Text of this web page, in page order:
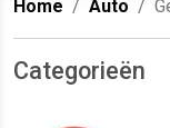
Home Auto
Categorieën